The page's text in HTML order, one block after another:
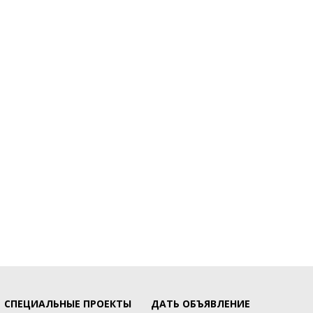
СПЕЦИАЛЬНЫЕ ПРОЕКТЫ ДАТЬ ОБЪЯВЛЕНИЕ